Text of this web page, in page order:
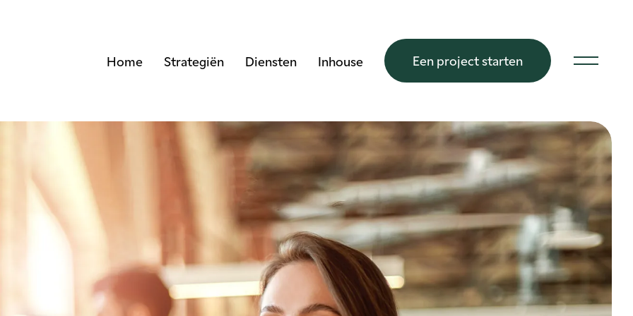
Home Strategiën Diensten Inhouse Een project starten